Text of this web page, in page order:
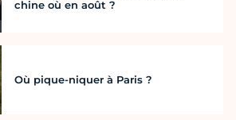
chine où en août ?
Où pique-niquer à Paris ?